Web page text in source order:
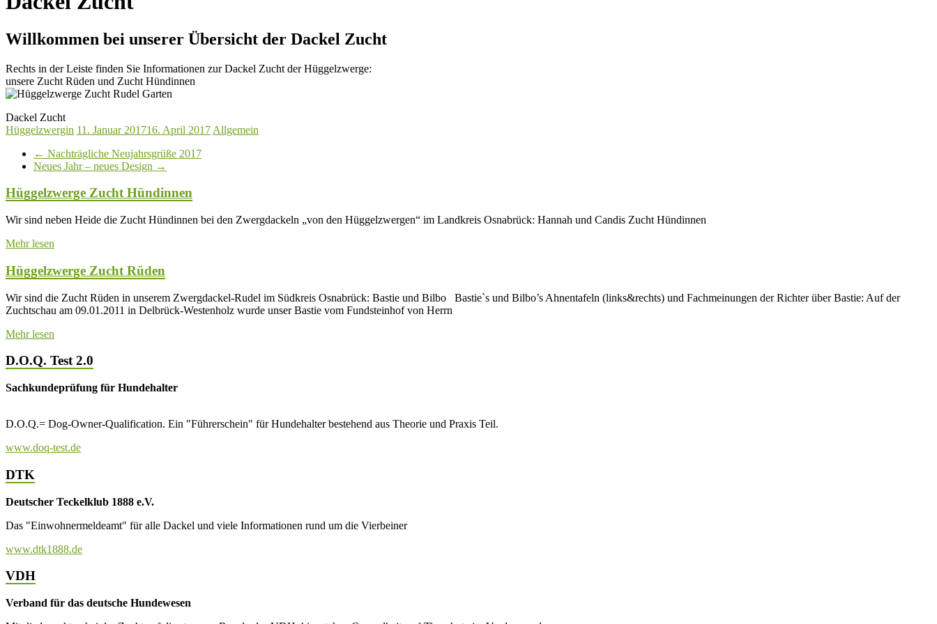
Willkommen bei unserer Übersicht der Dackel Zucht
Rechts in der Leiste finden Sie Informationen zur Dackel Zucht der Hüggelzwerge:
unsere Zucht Rüden und Zucht Hündinnen
Dackel Zucht
Hüggelzwergin 11. Januar 201716. April 2017 Allgemein
← Nachträgliche Neujahrsgrüße 2017
Neues Jahr – neues Design →
Hüggelzwerge Zucht Hündinnen
Wir sind neben Heide die Zucht Hündinnen bei den Zwergdackeln „von den Hüggelzwergen“ im Landkreis Osnabrück: Hannah und Candis Zucht Hündinnen
Mehr lesen
Hüggelzwerge Zucht Rüden
Wir sind die Zucht Rüden in unserem Zwergdackel-Rudel im Südkreis Osnabrück: Bastie und Bilbo Bastie`s und Bilbo’s Ahnentafeln (links&rechts) und Fachmeinungen der Richter über Bastie: Auf der
Zuchtschau am 09.01.2011 in Delbrück-Westenholz wurde unser Bastie vom Fundsteinhof von Herrn
Mehr lesen
D.O.Q. Test 2.0
Sachkundeprüfung für Hundehalter
D.O.Q.= Dog-Owner-Qualification. Ein "Führerschein" für Hundehalter bestehend aus Theorie und Praxis Teil.
www.doq-test.de
DTK
Deutscher Teckelklub 1888 e.V.
Das "Einwohnermeldeamt" für alle Dackel und viele Informationen rund um die Vierbeiner
www.dtk1888.de
VDH
Verband für das deutsche Hundewesen